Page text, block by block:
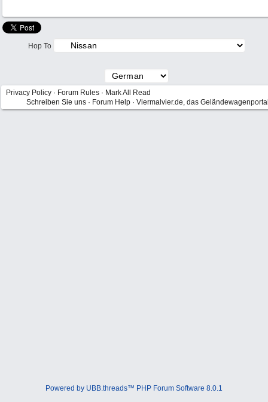
Hop To
Privacy Policy · Forum Rules · Mark All Read
Schreiben Sie uns · Forum Help · Viermalvier.de, das
Powered by UBB.threads™ PHP Forum Software 8.0.1